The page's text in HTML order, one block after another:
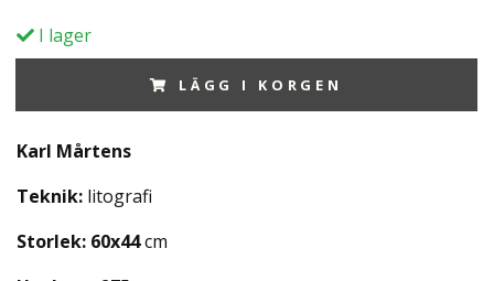
I lager
LÄGG I KORGEN
Karl Mårtens
Teknik: litografi
Storlek: 60x44cm